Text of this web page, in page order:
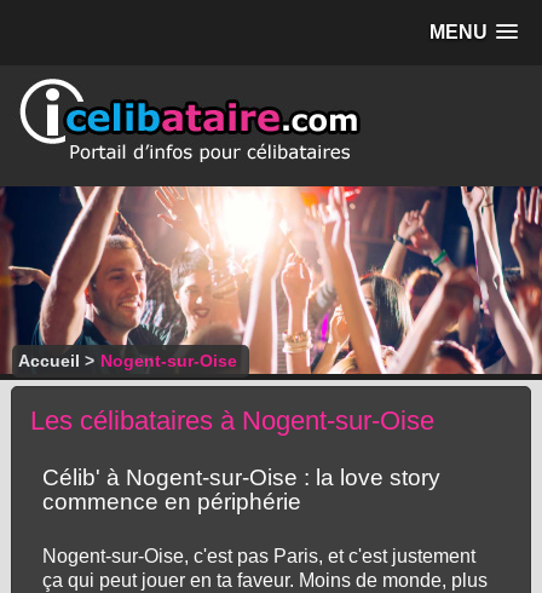
MENU
Accueil > Nogent-sur-Oise
Les célibataires à Nogent-sur-Oise
Célib' à Nogent-sur-Oise : la love story
commence en périphérie
Nogent-sur-Oise, c'est pas Paris, et c'est justement
ça qui peut jouer en ta faveur. Moins de monde, plus